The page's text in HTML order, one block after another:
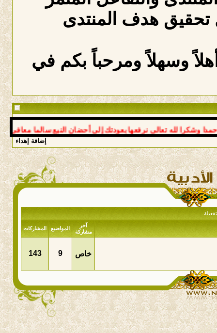
هدف المنتدى
وسهلاً ومرحباً بكم في
لله تعالى نرفعها بعودتك إلى أحضان النبع سالما معافى د
إضافة إهداء
آخر
مشاركة
المواضيع المشاركات
خاص 9
143